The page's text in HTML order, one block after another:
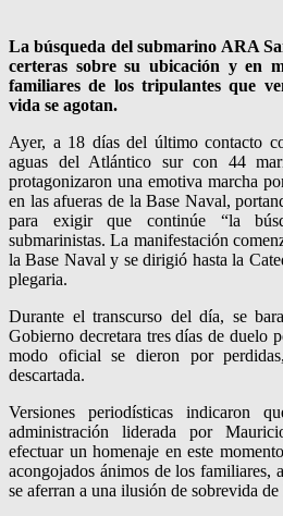
La búsqueda del submarino ARA
certeras sobre su ubicación y en
familiares de los tripulantes que
vida se agotan.
Ayer, a 18 días del último contacto
aguas del Atlántico sur con 44
protagonizaron una emotiva marcha
en las afueras de la Base Naval,
para exigir que continúe “la
submarinistas. La manifestación
la Base Naval y se dirigió hasta la
plegaria.
Durante el transcurso del día, se
Gobierno decretara tres días de duelo
modo oficial se dieron por
descartada.
Versiones periodísticas indicaron
administración liderada por
efectuar un homenaje en este
acongojados ánimos de los familiares,
se aferran a una ilusión de sobrevida